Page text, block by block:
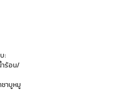
:
ำร้อน/
าบูหมู